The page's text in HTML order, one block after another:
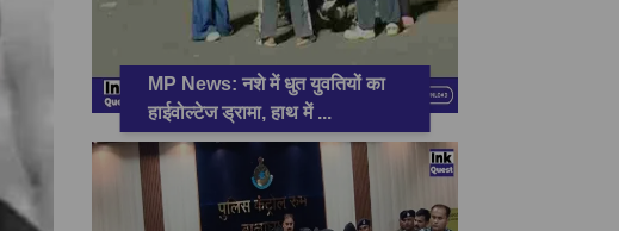
MP News: नशे में धुत युवतियों का
हाईवोल्टेज ड्रामा, हाथ में ...